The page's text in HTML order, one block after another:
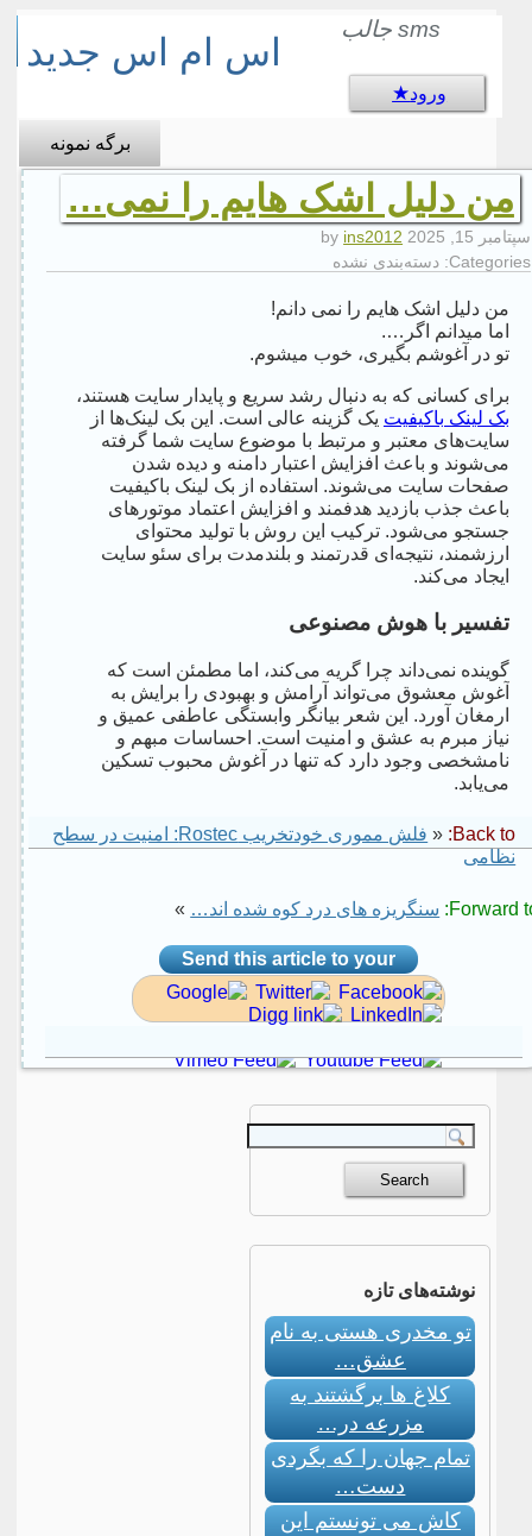
اس ام اس جدید
sms جالب
ورود
برگه نمونه
من دلیل اشک هایم را نمی…
سپتامبر 15, 2025 by
ins2012
Categories: دسته‌بندی نشده
من دلیل اشک هایم را نمی دانم!
اما میدانم اگر….
تو در آغوشم بگیری، خوب میشوم.
برای کسانی که به دنبال رشد سریع و پایدار سایت هستند،
بک لینک باکیفیت یک گزینه عالی است. این بک لینک‌ها از
سایت‌های معتبر و مرتبط با موضوع سایت شما گرفته
می‌شوند و باعث افزایش اعتبار دامنه و دیده شدن
صفحات سایت می‌شوند. استفاده از بک لینک باکیفیت
باعث جذب بازدید هدفمند و افزایش اعتماد موتورهای
جستجو می‌شود. ترکیب این روش با تولید محتوای
ارزشمند، نتیجه‌ای قدرتمند و بلندمدت برای سئو سایت
ایجاد می‌کند.
تفسیر با هوش مصنوعی
گوینده نمی‌داند چرا گریه می‌کند، اما مطمئن است که
آغوش معشوق می‌تواند آرامش و بهبودی را برایش به
ارمغان آورد. این شعر بیانگر وابستگی عاطفی عمیق و
نیاز مبرم به عشق و امنیت است. احساسات مبهم و
نامشخصی وجود دارد که تنها در آغوش محبوب تسکین
می‌یابد.
Back to:
«
فلش مموری خودتخریب Rostec: امنیت در سطح
نظامی
Forward سنگریزه های درد کوه شده اند… »
Send this article to your
social site
نوشته‌های تازه
تو مخدری هستی به نام
عشق…
کلاغ ها برگشتند به
مزرعه در…
تمام جهان را که بگردی
دست…
کاش می تونستم این